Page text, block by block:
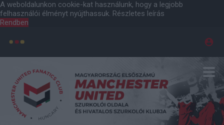
A weboldalunkon cookie-kat használunk, hogy a legjobb
felhasználói élményt nyújthassuk. Részletes leírás
Rendben